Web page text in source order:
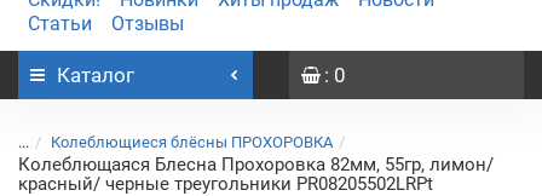
Статьи
Отзывы
Каталог : 0
... Колеблющиеся блёсны ПРОХОРОВКА
Колеблющаяся Блесна Прохоровка 82мм, 55гр, лимон/
красный/ черные треугольники PR08205502LRPt